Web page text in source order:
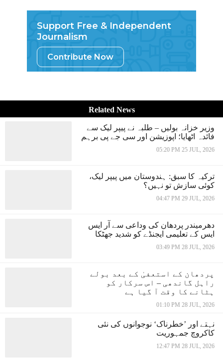
Support Free & Independent
Journalism
Contribute Now
Related News
وزیر خزانہ بولیں – طلبہ نے پیپر لیک سے
فائدہ اٹھایا؛ اپوزیشن اور سی جے پی برہم
05:20 PM 25 JUL, 2026
ترکیہ کا سبق: ہندوستان میں پیپر لیک،
کوئی سازش تو نہیں؟
04:47 PM 29 JUL, 2026
دھرمیندر پردھان کی وداعی سے آر ایس
ایس کے تعلیمی ایجنڈے کو شدید جھٹکا
03:49 PM 28 JUL, 2026
پردھان کے استعفیٰ کے بعد بولے
راہل گاندھی – اس سرکار کو
ہٹانے کا وقت آ گیا ہے
01:10 PM 28 JUL, 2026
نہتے اور ’خطرناک‘ نوجوانوں کی نئی
کاکروچ جمہوریت
12:47 PM 28 JUL, 2026